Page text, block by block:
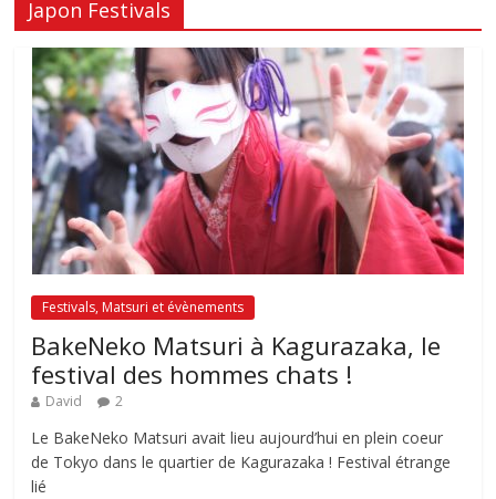
Japon Festivals
Festivals, Matsuri et évènements
BakeNeko Matsuri à Kagurazaka, le
festival des hommes chats !
David 2
Le BakeNeko Matsuri avait lieu aujourd’hui en plein coeur
de Tokyo dans le quartier de Kagurazaka ! Festival étrange
lié